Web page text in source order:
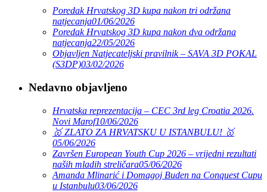
Poredak Hrvatskog 3D kupa nakon tri održana
natjecanja01/06/2026
Poredak Hrvatskog 3D kupa nakon dva održana
natjecanja22/05/2026
Objavljen Natjecateljski pravilnik – SAVA 3D POKAL
(S3DP)03/02/2026
Nedavno objavljeno
Hrvatska reprezentacija – CEC 3rd leg Croatia 2026.
Novi Marof10/06/2026
🥇 ZLATO ZA HRVATSKU U ISTANBULU! 🥇
05/06/2026
Završen European Youth Cup 2026 – vrijedni rezultati
naših mladih streličara05/06/2026
Amanda Mlinarić i Domagoj Buden na Conquest Cupu
u Istanbulu03/06/2026